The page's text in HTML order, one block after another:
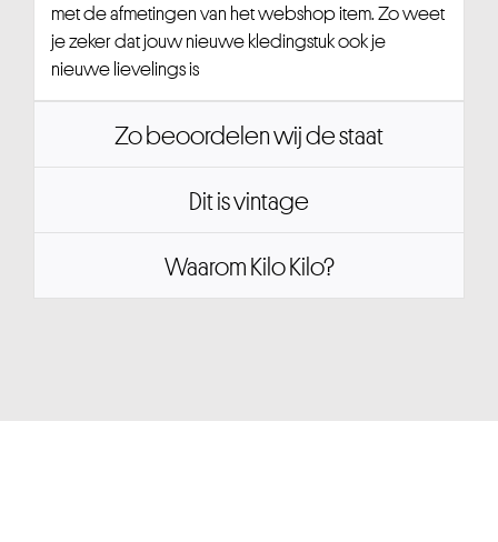
met de afmetingen van het webshop item. Zo weet
je zeker dat jouw nieuwe kledingstuk ook je
nieuwe lievelings is
Zo beoordelen wij de staat
Dit is vintage
Waarom Kilo Kilo?